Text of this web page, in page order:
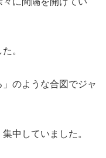
。
のような合図でジャ
中していました。